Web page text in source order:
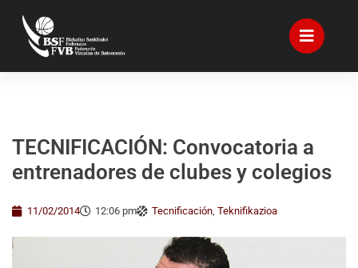
TECNIFICACIÓN: Convocatoria a
entrenadores de clubes y colegios
11/02/2014 12:06 pm Tecnificación, Teknifikazioa